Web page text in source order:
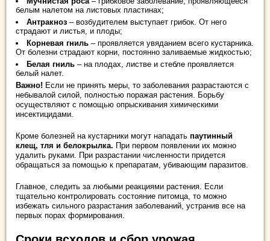
белым налетом на листовых пластинах;
Антракноз – возбудителем выступает грибок. От него
страдают и листья, и плоды;
Корневая гниль – проявляется увяданием всего кустарника.
От болезни страдают корни, постоянно заливаемые жидкостью;
Белая гниль – на плодах, листве и стебле проявляется
белый налет.
Важно! Если не принять меры, то заболевания разрастаются с
небывалой силой, полностью поражая растения. Борьбу
осуществляют с помощью опрыскивания химическими
инсектицидами.
Кроме болезней на кустарники могут нападать паутинный
клещ, тля и белокрылка. При первом появлении их можно
удалить руками. При разрастании численности придется
обращаться за помощью к препаратам, убивающим паразитов.
Главное, следить за любыми реакциями растения. Если
тщательно контролировать состояние питомца, то можно
избежать сильного разрастания заболеваний, устранив все на
первых порах формирования.